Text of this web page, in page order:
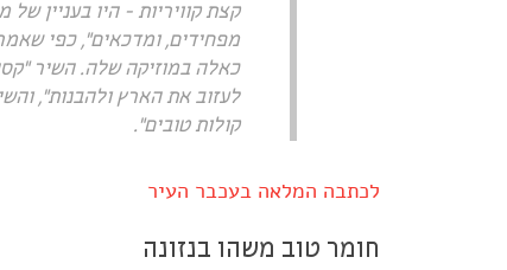
קצת קוויריות - היו בעניין
מפחידים, ומדכאים", כפי
כאלה במוזיקה שלה. השיר
לעזוב את הארץ ולהבנות",
קולות טובים".
לכתבה המלאה בעכבר העיר
חומר טוב משהו בנזונה